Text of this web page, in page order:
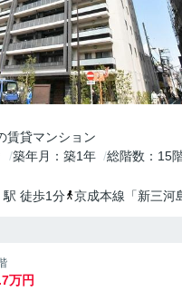
賃貸マンション
築年月 築1年 総階数
15
駅 徒歩1分 京成本線 「新三河
万円